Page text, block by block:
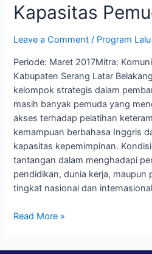
Kapasitas
Leave a Comment / Program Lalu
Periode: Maret 2017Mitra:
Kabupaten Serang Latar
kelompok strategis dalam
masih banyak pemuda yang
akses terhadap pelatihan
kemampuan berbahasa Inggris
kapasitas kepemimpinan.
tantangan dalam menghadapi
pendidikan, dunia kerja, maupun
tingkat nasional dan
Read More »